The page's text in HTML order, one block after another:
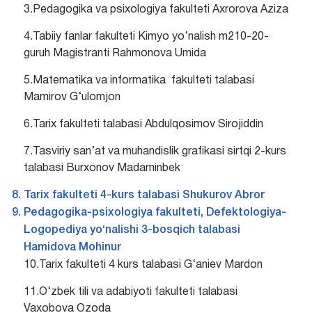
3.Pedagogika va psixologiya fakulteti Axrorova Aziza
4.Tabiiy fanlar fakulteti Kimyo yo‘nalish m210-20-
guruh Magistranti Rahmonova Umida
5.Matematika va informatika fakulteti talabasi
Mamirov G‘ulomjon
6.Tarix fakulteti talabasi Abdulqosimov Sirojiddin
7.Tasviriy san’at va muhandislik grafikasi sirtqi 2-kurs
talabasi Burxonov Madaminbek
Tarix fakulteti 4-kurs talabasi Shukurov Abror
Pedagogika-psixologiya fakulteti, Defektologiya-
Logopediya yo‘nalishi 3-bosqich talabasi
Hamidova Mohinur
10.Tarix fakulteti 4 kurs talabasi G‘aniev Mardon
11.O‘zbek tili va adabiyoti fakulteti talabasi
Vaxobova Ozoda